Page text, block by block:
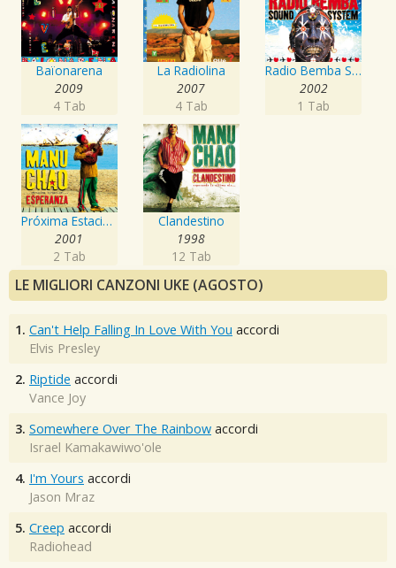
Baïonarena
2009
4 Tab
La Radiolina
2007
4 Tab
Radio Bemba Sound System
2002
1 Tab
Próxima Estación: Esperanza
2001
2 Tab
Clandestino
1998
12 Tab
LE MIGLIORI CANZONI UKE (AGOSTO)
1. Can't Help Falling In Love With You accordi
Elvis Presley
2. Riptide accordi
Vance Joy
3. Somewhere Over The Rainbow accordi
Israel Kamakawiwo'ole
4. I'm Yours accordi
Jason Mraz
5. Creep accordi
Radiohead